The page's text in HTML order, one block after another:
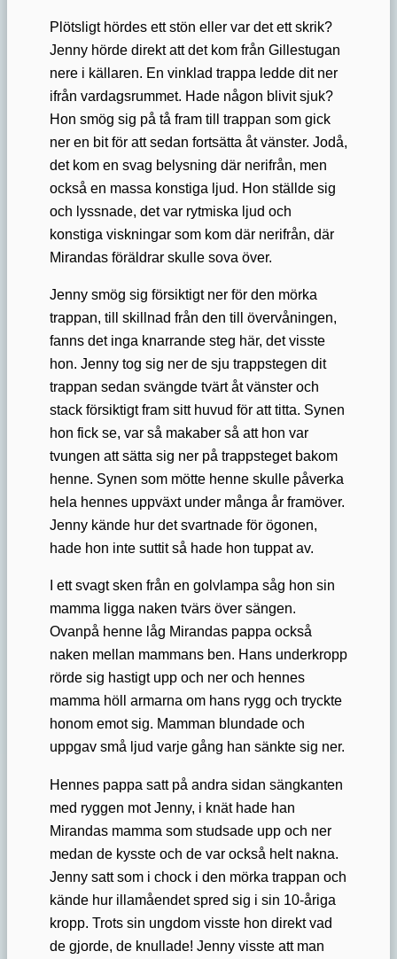
Plötsligt hördes ett stön eller var det ett skrik?
Jenny hörde direkt att det kom från Gillestugan
nere i källaren. En vinklad trappa ledde dit ner
ifrån vardagsrummet. Hade någon blivit sjuk?
Hon smög sig på tå fram till trappan som gick
ner en bit för att sedan fortsätta åt vänster. Jodå,
det kom en svag belysning där nerifrån, men
också en massa konstiga ljud. Hon ställde sig
och lyssnade, det var rytmiska ljud och
konstiga viskningar som kom där nerifrån, där
Mirandas föräldrar skulle sova över.
Jenny smög sig försiktigt ner för den mörka
trappan, till skillnad från den till övervåningen,
fanns det inga knarrande steg här, det visste
hon. Jenny tog sig ner de sju trappstegen dit
trappan sedan svängde tvärt åt vänster och
stack försiktigt fram sitt huvud för att titta. Synen
hon fick se, var så makaber så att hon var
tvungen att sätta sig ner på trappsteget bakom
henne. Synen som mötte henne skulle påverka
hela hennes uppväxt under många år framöver.
Jenny kände hur det svartnade för ögonen,
hade hon inte suttit så hade hon tuppat av.
I ett svagt sken från en golvlampa såg hon sin
mamma ligga naken tvärs över sängen.
Ovanpå henne låg Mirandas pappa också
naken mellan mammans ben. Hans underkropp
rörde sig hastigt upp och ner och hennes
mamma höll armarna om hans rygg och tryckte
honom emot sig. Mamman blundade och
uppgav små ljud varje gång han sänkte sig ner.
Hennes pappa satt på andra sidan sängkanten
med ryggen mot Jenny, i knät hade han
Mirandas mamma som studsade upp och ner
medan de kysste och de var också helt nakna.
Jenny satt som i chock i den mörka trappan och
kände hur illamåendet spred sig i sin 10-åriga
kropp. Trots sin ungdom visste hon direkt vad
de gjorde, de knullade! Jenny visste att man